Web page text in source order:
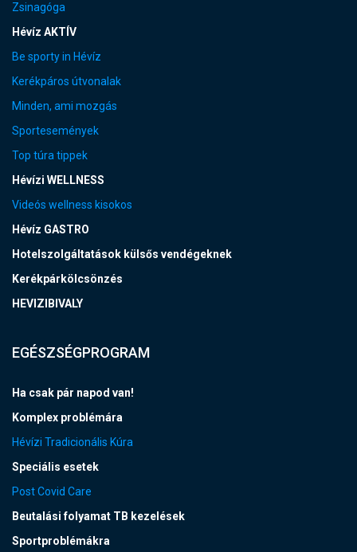
Zsinagóga
Hévíz AKTÍV
Be sporty in Hévíz
Kerékpáros útvonalak
Minden, ami mozgás
Sportesemények
Top túra tippek
Hévízi WELLNESS
Videós wellness kisokos
Hévíz GASTRO
Hotelszolgáltatások külsős vendégeknek
Kerékpárkölcsönzés
HEVIZIBIVALY
EGÉSZSÉGPROGRAM
Ha csak pár napod van!
Komplex problémára
Hévízi Tradicionális Kúra
Speciális esetek
Post Covid Care
Beutalási folyamat TB kezelések
Sportproblémákra